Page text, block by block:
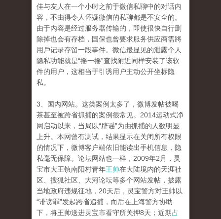
佳与友人在一个小时之前于微信私聊中的对话内
容，不由得令人怀疑微信的私聊都是不安全的。
由于內容是经过服务器传输的，即使很快自行删
除掉也会有存档，国保也曾要求服务供应商需將
用戶记录存留一段事件。微信最显见的泄露个人
隐私功能就是“摇一摇”查找附近同样安装了该软
件的用户，这相当于引诱用户主动公开坐标隐
私。
3、国内网站。这类案例太多了，微博发帖被喝
茶甚至被跨省抓捕的案例很常见。2014运动式净
网启动以来，当局以“辟谣”为由抓捕的人数明显
上升。本网曾有测试，结果显示在关闭所有权限
的情况下，微博客户端依旧能读出手机信息，隐
私毫无保障。论坛网站也一样，2009年2月，灵
宝市大王镇南阳村青年王帅在大陆境内的天涯社
区、搜狐社区、大河论坛等多个网站发帖，披露
当地政府违规征地，20天后，灵宝警方对王帅以
“诽谤罪”发起跨省追捕，而后在上海警方协助
下，将王帅送进灵宝市看守所关押8天；近期占